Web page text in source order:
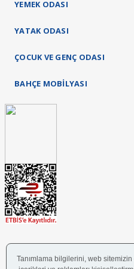
YEMEK ODASI
YATAK ODASI
ÇOCUK VE GENÇ ODASI
BAHÇE MOBİLYASI